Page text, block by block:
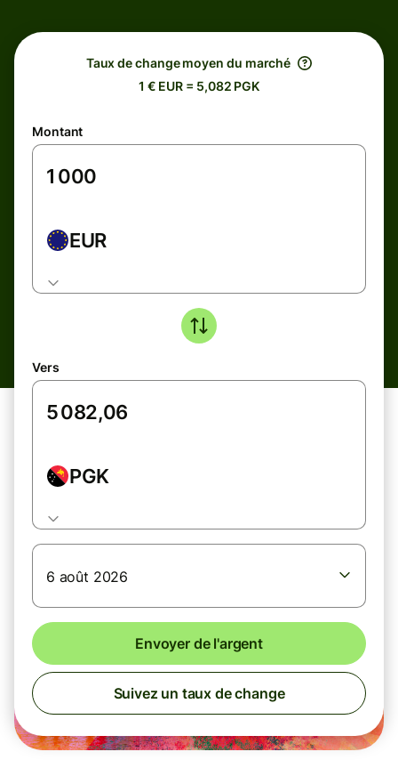
Taux de change moyen du marché
1 € EUR = 5,082 PGK
Montant
EUR
Vers
PGK
6 août 2026
Envoyer de l'argent
Suivez un taux de change